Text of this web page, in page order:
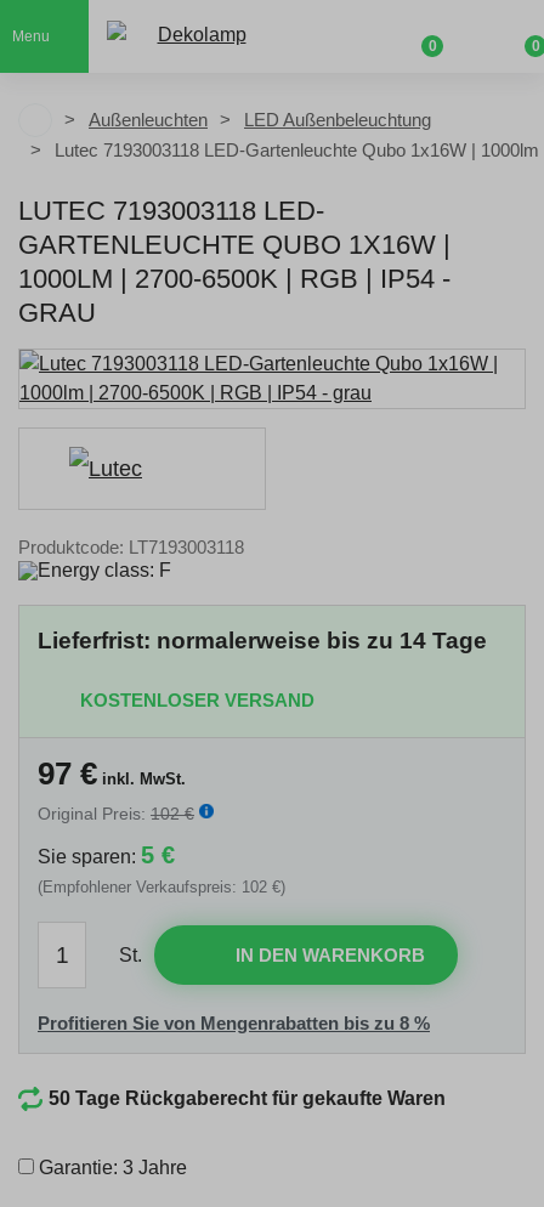
Menu
0 0
Außenleuchten
LED Außenbeleuchtung
Lutec 7193003118 LED-Gartenleuchte Qubo 1x16W |
LUTEC 7193003118 LED-
GARTENLEUCHTE QUBO 1X16W |
1000LM | 2700-6500K | RGB | IP54 -
GRAU
Produktcode: LT7193003118
Lieferfrist: normalerweise bis zu 14 Tage
KOSTENLOSER VERSAND
97 € inkl. MwSt.
Original Preis: 102 €
Sie sparen: 5 €
(Empfohlener Verkaufspreis: 102 €)
St. IN DEN WARENKORB
Profitieren Sie von Mengenrabatten bis zu 8 %
50 Tage Rückgaberecht für gekaufte Waren
Garantie: 3 Jahre